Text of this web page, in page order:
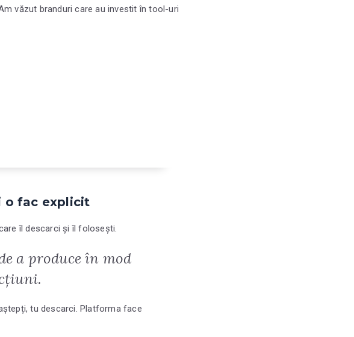
văzut branduri care au investit în tool-uri
o fac explicit
îl descarci și îl folosești.
a produce în mod
tu descarci. Platforma face